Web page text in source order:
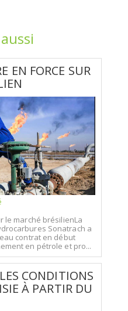
EN FORCE SUR
le marché brésilienLa
Sonatrach a
contrat en début
en pétrole et pro...
CONDITIONS
À PARTIR DU